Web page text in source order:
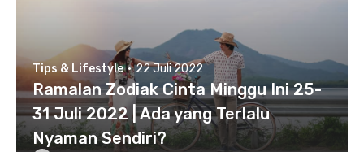
Tips & Lifestyle · 22 Juli 2022
Ramalan Zodiak Cinta Minggu Ini 25-
31 Juli 2022 | Ada yang Terlalu
Nyaman Sendiri?